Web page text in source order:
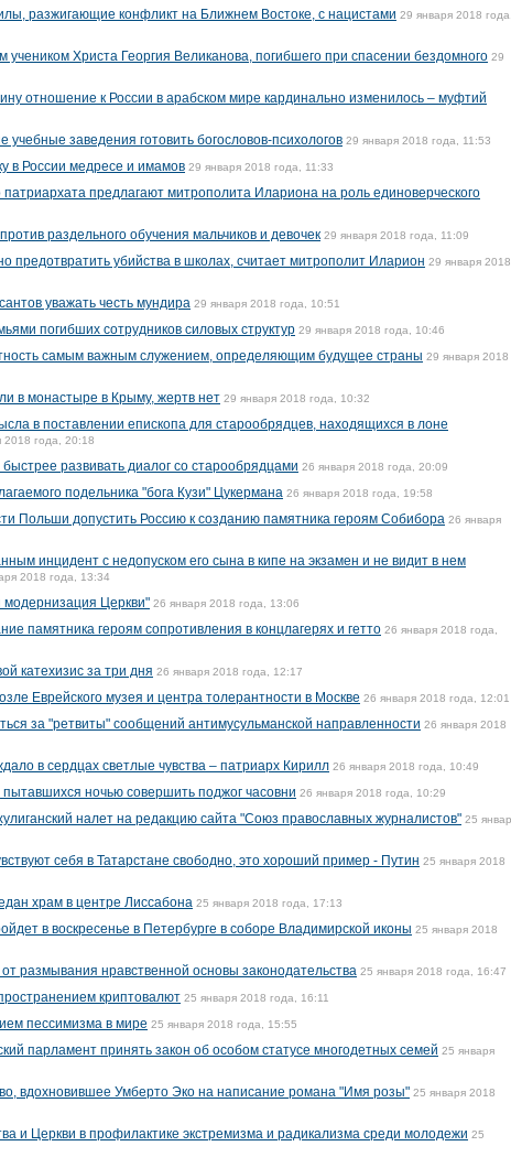
разжигающие конфликт на Ближнем Востоке, с нацистами 29 января 2018 года,
Христа Георгия Великанова, погибшего при спасении бездомного 29
отношение к России в арабском мире кардинально изменилось – муфтий
заведения готовить богословов-психологов 29 января 2018 года, 11:53
в России медресе и имамов 29 января 2018 года, 11:33
предлагают митрополита Илариона на роль единоверческого
раздельного обучения мальчиков и девочек 29 января 2018 года, 11:09
предотвратить убийства в школах, считает митрополит Иларион 29 января 2018
уважать честь мундира 29 января 2018 года, 10:51
погибших сотрудников силовых структур 29 января 2018 года, 10:46
самым важным служением, определяющим будущее страны 29 января 2018
в монастыре в Крыму, жертв нет 29 января 2018 года, 10:32
в поставлении епископа для старообрядцев, находящихся в лоне
2018 года, 20:18
развивать диалог со старообрядцами 26 января 2018 года, 20:09
подельника "бога Кузи" Цукермана 26 января 2018 года, 19:58
Польши допустить Россию к созданию памятника героям Собибора 26 января
инцидент с недопуском его сына в кипе на экзамен и не видит в нем
2018 года, 13:34
Церкви" 26 января 2018 года, 13:06
памятника героям сопротивления в концлагерях и гетто 26 января 2018 года,
катехизис за три дня 26 января 2018 года, 12:17
Еврейского музея и центра толерантности в Москве 26 января 2018 года, 12:01
за "ретвиты" сообщений антимусульманской направленности 26 января 2018
в сердцах светлые чувства – патриарх Кирилл 26 января 2018 года, 10:49
ночью совершить поджог часовни 26 января 2018 года, 10:29
налет на редакцию сайта "Союз православных журналистов" 25
себя в Татарстане свободно, это хороший пример - Путин 25 января 2018
храм в центре Лиссабона 25 января 2018 года, 17:13
в воскресенье в Петербурге в соборе Владимирской иконы 25 января 2018
размывания нравственной основы законодательства 25 января 2018 года, 16:47
криптовалют 25 января 2018 года, 16:11
пессимизма в мире 25 января 2018 года, 15:55
парламент принять закон об особом статусе многодетных семей 25 января
вдохновившее Умберто Эко на написание романа "Имя розы" 25 января 2018
и Церкви в профилактике экстремизма и радикализма среди молодежи 25